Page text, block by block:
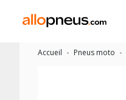
Accueil Pneus moto